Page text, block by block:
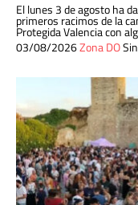
El lunes 3 de agosto ha
primeros racimos de la
Protegida Valencia con
03/08/2026Zona DO